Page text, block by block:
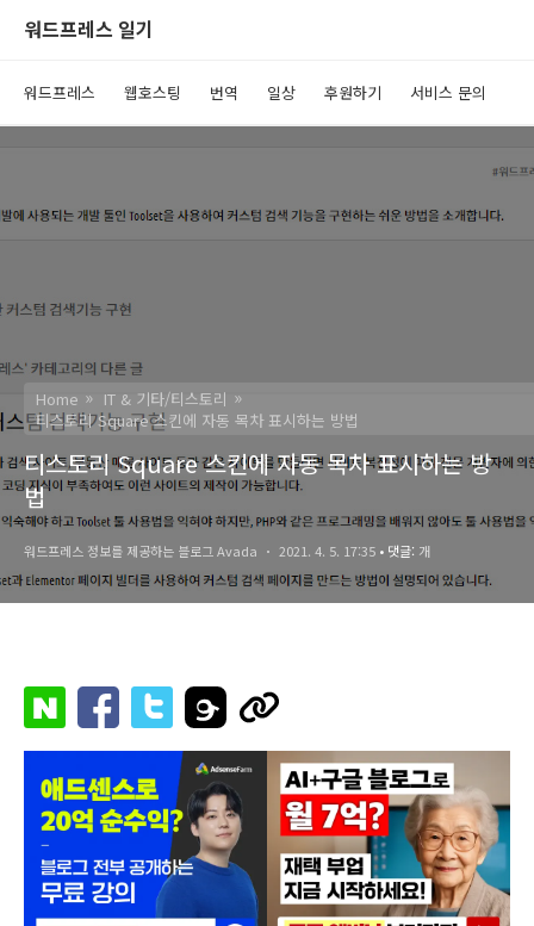
워드프레스 일기
워드프레스 웹호스팅 번역 일상 후원하기 서비스 문의
Home
IT & 기타/티스토리
티스토리 Square 스킨에 자동 목차 표시하는 방법
티스토리 Square 스킨에 자동 목차 표시하는 방
법
워드프레스 정보를 제공하는 블로그 Avada 2021. 4. 5. 17:35 • 댓글: 개